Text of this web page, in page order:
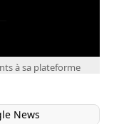
à sa plateforme
News